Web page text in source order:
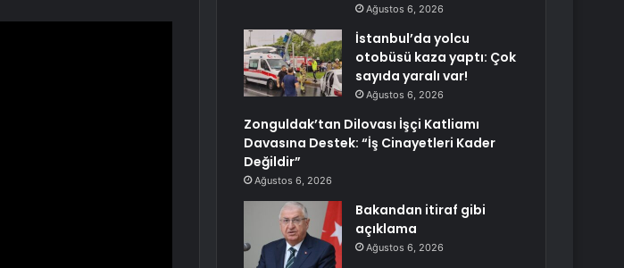
Ağustos 6, 2026
İstanbul’da yolcu
otobüsü kaza yaptı: Çok
sayıda yaralı var!
Ağustos 6, 2026
Zonguldak’tan Dilovası İşçi Katliamı
Davasına Destek: “İş Cinayetleri Kader
Değildir”
Ağustos 6, 2026
Bakandan itiraf gibi
açıklama
Ağustos 6, 2026